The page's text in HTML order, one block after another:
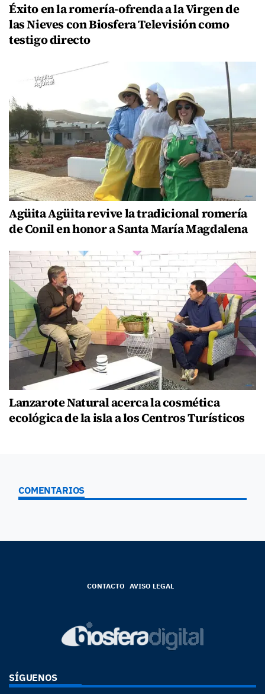
Éxito en la romería-ofrenda a la Virgen de
las Nieves con Biosfera Televisión como
testigo directo
Agüita Agüita revive la tradicional romería
de Conil en honor a Santa María Magdalena
Lanzarote Natural acerca la cosmética
ecológica de la isla a los Centros Turísticos
COMENTARIOS
CONTACTO AVISO LEGAL
SÍGUENOS